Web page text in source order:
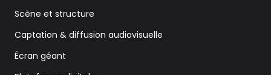
Scène et structure
Captation & diffusion audiovisuelle
Écran géant